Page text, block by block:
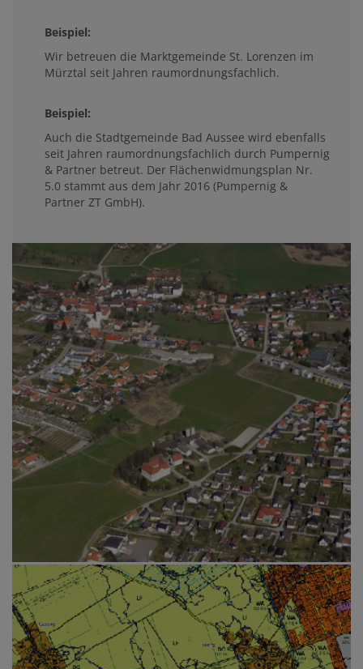
Beispiel:
Wir betreuen die Marktgemeinde St. Lorenzen im
Mürztal seit Jahren raumordnungsfachlich.
Beispiel:
Auch die Stadtgemeinde Bad Aussee wird ebenfalls
seit Jahren raumordnungsfachlich durch Pumpernig
& Partner betreut. Der Flächenwidmungsplan Nr.
5.0 stammt aus dem Jahr 2016 (Pumpernig &
Partner ZT GmbH).